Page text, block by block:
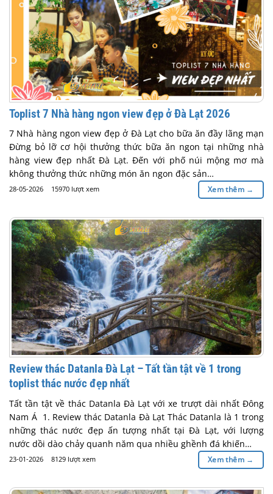
Toplist 7 Nhà hàng ngon view đẹp ở Đà Lạt 2026
7 Nhà hàng ngon view đẹp ở Đà Lạt cho bữa ăn đầy lãng mạn
Đừng bỏ lỡ cơ hội thưởng thức bữa ăn ngon tại những nhà
hàng view đẹp nhất Đà Lạt. Đến với phố núi mộng mơ mà
không thưởng thức những món ăn ngon đặc sản…
28-05-2026 15970 lượt xem Xem thêm →
Review thác Datanla Đà Lạt – Tất tần tật về 1 trong
toplist thác nước đẹp nhất
Tất tần tật về thác Datanla Đà Lạt với xe trượt dài nhất Đông
Nam Á 1. Review thác Datanla Đà Lạt Thác Datanla là 1 trong
những thác nước đẹp ấn tượng nhất tại Đà Lạt, với lượng
nước dồi dào chảy quanh năm qua nhiều ghềnh đá khiến…
23-01-2026 8129 lượt xem Xem thêm →